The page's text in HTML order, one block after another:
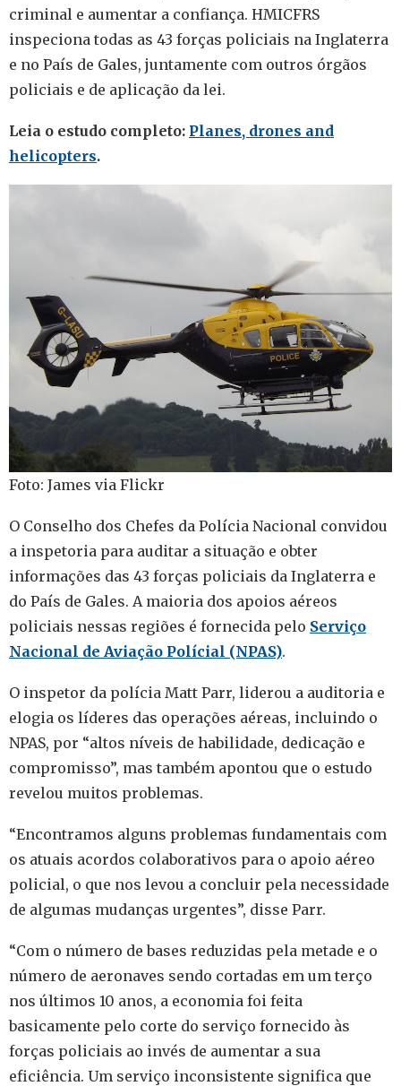
criminal e aumentar a confiança. HMICFRS
inspeciona todas as 43 forças policiais na Inglaterra
e no País de Gales, juntamente com outros órgãos
policiais e de aplicação da lei.
Leia o estudo completo: Planes, drones and
helicopters.
Foto: James via Flickr
O Conselho dos Chefes da Polícia Nacional convidou
a inspetoria para auditar a situação e obter
informações das 43 forças policiais da Inglaterra e
do País de Gales. A maioria dos apoios aéreos
policiais nessas regiões é fornecida pelo Serviço
Nacional de Aviação Polícial (NPAS).
O inspetor da polícia Matt Parr, liderou a auditoria e
elogia os líderes das operações aéreas, incluindo o
NPAS, por “altos níveis de habilidade, dedicação e
compromisso”, mas também apontou que o estudo
revelou muitos problemas.
“Encontramos alguns problemas fundamentais com
os atuais acordos colaborativos para o apoio aéreo
policial, o que nos levou a concluir pela necessidade
de algumas mudanças urgentes”, disse Parr.
“Com o número de bases reduzidas pela metade e o
número de aeronaves sendo cortadas em um terço
nos últimos 10 anos, a economia foi feita
basicamente pelo corte do serviço fornecido às
forças policiais ao invés de aumentar a sua
eficiência. Um serviço inconsistente significa que